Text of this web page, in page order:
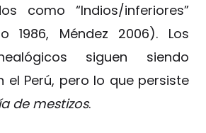
como “Indios/inferiores”
1986, Méndez 2006). Los
siguen siendo
el Perú, pero lo que persiste
de mestizos.